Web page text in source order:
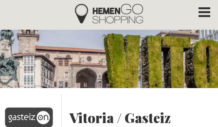
Skip to main content
Hemengo Shopping
Vitoria / Gasteiz